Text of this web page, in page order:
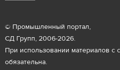
© Промышленный портал,
СД Групп, 2006-2026.
При использовании материалов с
обязательна.